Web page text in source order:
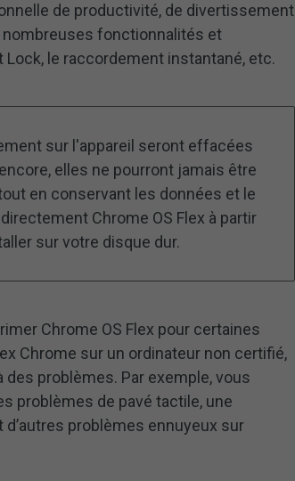
de productivité, de divertissement
nombreuses fonctionnalités et
Lock, le raccordement instantané, etc.
sur l'appareil seront effacées
elles ne pourront jamais être
en conservant les données et le
Chrome OS Flex à partir
sur votre disque dur.
Chrome OS Flex pour certaines
Chrome sur un ordinateur non certifié,
problèmes. Par exemple, vous
problèmes de pavé tactile, une
problèmes ennuyeux sur